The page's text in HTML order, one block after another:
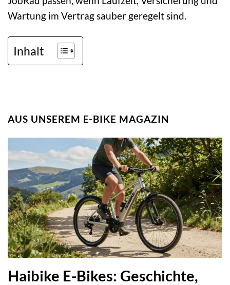
Wartung im Vertrag sauber geregelt sind.
Inhalt
AUS UNSEREM E-BIKE MAGAZIN
Haibike E-Bikes: Geschichte,